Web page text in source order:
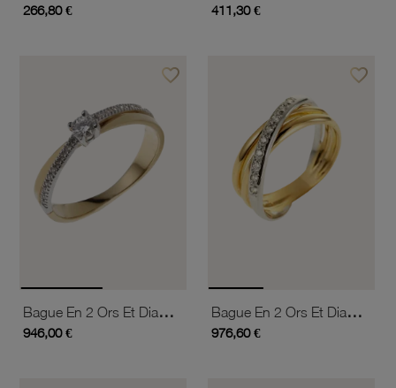
266,80 € 411,30 €
favorite_borderAjouter à vos favoris
Bague En 2 Ors Et Diamants
946,00 €
favorite_borderAjouter
Bague En 2 Ors Et Diamants
976,60 €